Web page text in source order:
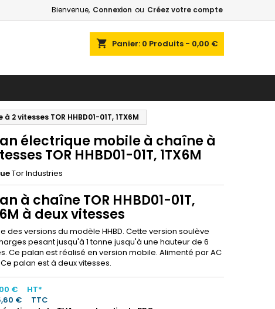
Bienvenue, Connexion ou Créez votre compte
shopping_cart Panier: 0 Produits - 0,00 €
vitesses TOR HHBD01-01T, 1TX6M
électrique mobile à chaîne à
TOR HHBD01-01T, 1TX6M
Tor Industries
à chaîne TOR HHBD01-01T,
à deux vitesses
des versions du modèle HHBD. Cette version soulève
pesant jusqu'à 1 tonne jusqu'à une hauteur de 6
Ce palan est réalisé en version mobile. Alimenté par AC
palan est à deux vitesses.
€
HT*
€
TTC